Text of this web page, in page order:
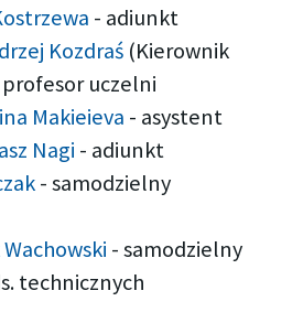
- adiunkt
Kozdraś (Kierownik
profesor uczelni
Makieieva - asystent
Nagi - adiunkt
-samodzielny
-samodzielny
technicznych